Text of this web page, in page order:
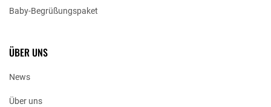
Baby-Begrüßungspaket
ÜBER UNS
News
Über uns